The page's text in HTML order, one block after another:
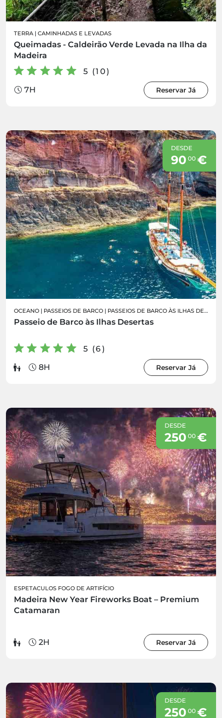
TERRA | CAMINHADAS E LEVADAS
Queimadas - Caldeirão Verde Levada na Ilha da
Madeira
5 (10)
7H
Reservar Já
DESDE
90 00€
OCEANO | PASSEIOS DE BARCO | PASSEIOS DE BARCO ÀS ILHAS DESERTAS
Passeio de Barco às Ilhas Desertas
5 (6)
8H
Reservar Já
DESDE
250 00€
ESPETACULOS FOGO DE ARTIFÍCIO
Madeira New Year Fireworks Boat – Premium
Catamaran
2H Reservar Já
DESDE
250 00€